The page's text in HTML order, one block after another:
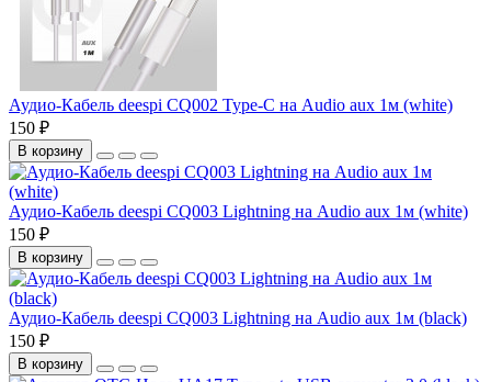
Аудио-Кабель deespi CQ002 Type-C на Audio aux 1м (white)
150 ₽
В корзину
Аудио-Кабель deespi CQ003 Lightning на Audio aux 1м (white)
150 ₽
В корзину
Аудио-Кабель deespi CQ003 Lightning на Audio aux 1м (black)
150 ₽
В корзину